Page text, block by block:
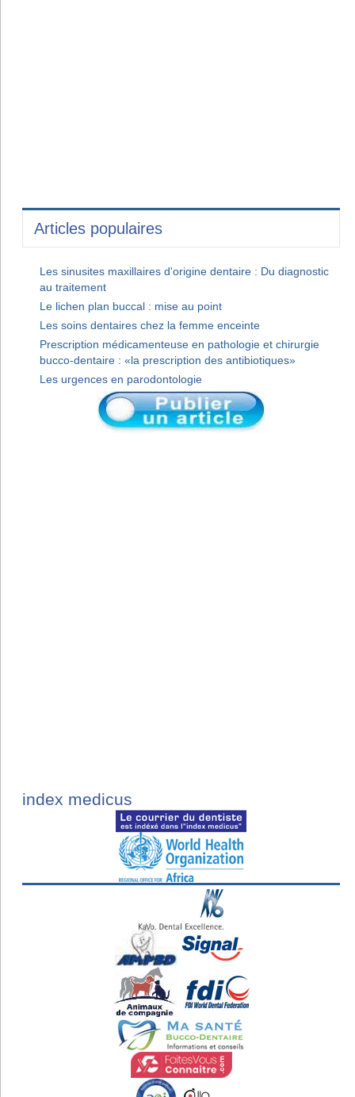
Articles populaires
Les sinusites maxillaires d'origine dentaire : Du diagnostic
au traitement
Le lichen plan buccal : mise au point
Les soins dentaires chez la femme enceinte
Prescription médicamenteuse en pathologie et chirurgie
bucco-dentaire : «la prescription des antibiotiques»
Les urgences en parodontologie
index medicus